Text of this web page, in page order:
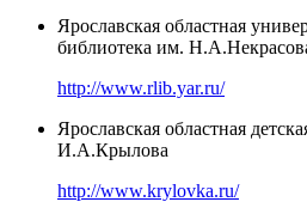
Ярославская областная
библиотека им.
http://www.rlib.yar.ru/
Ярославская областная
И.А.Крылова
http://www.krylovka.ru/